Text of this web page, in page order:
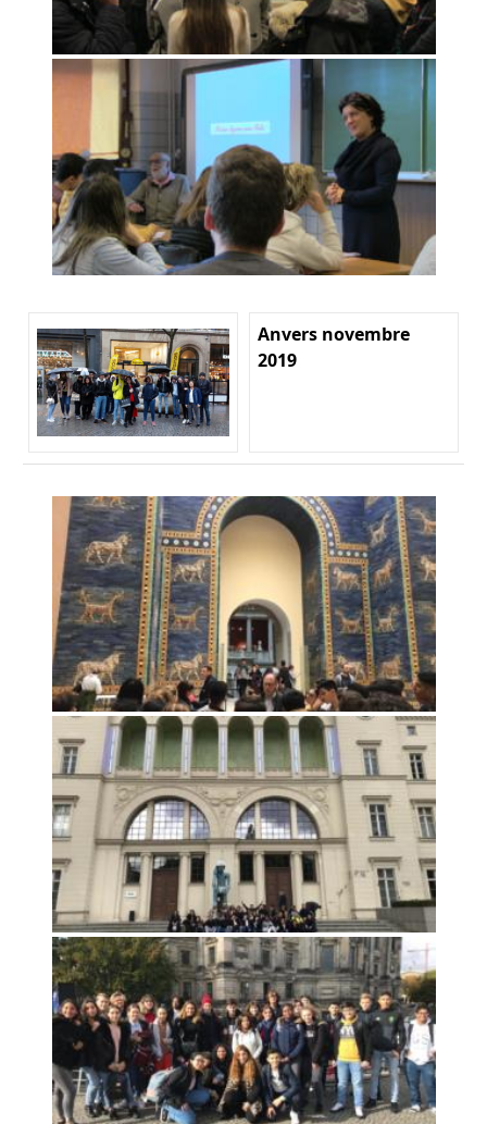
Anvers novembre
2019